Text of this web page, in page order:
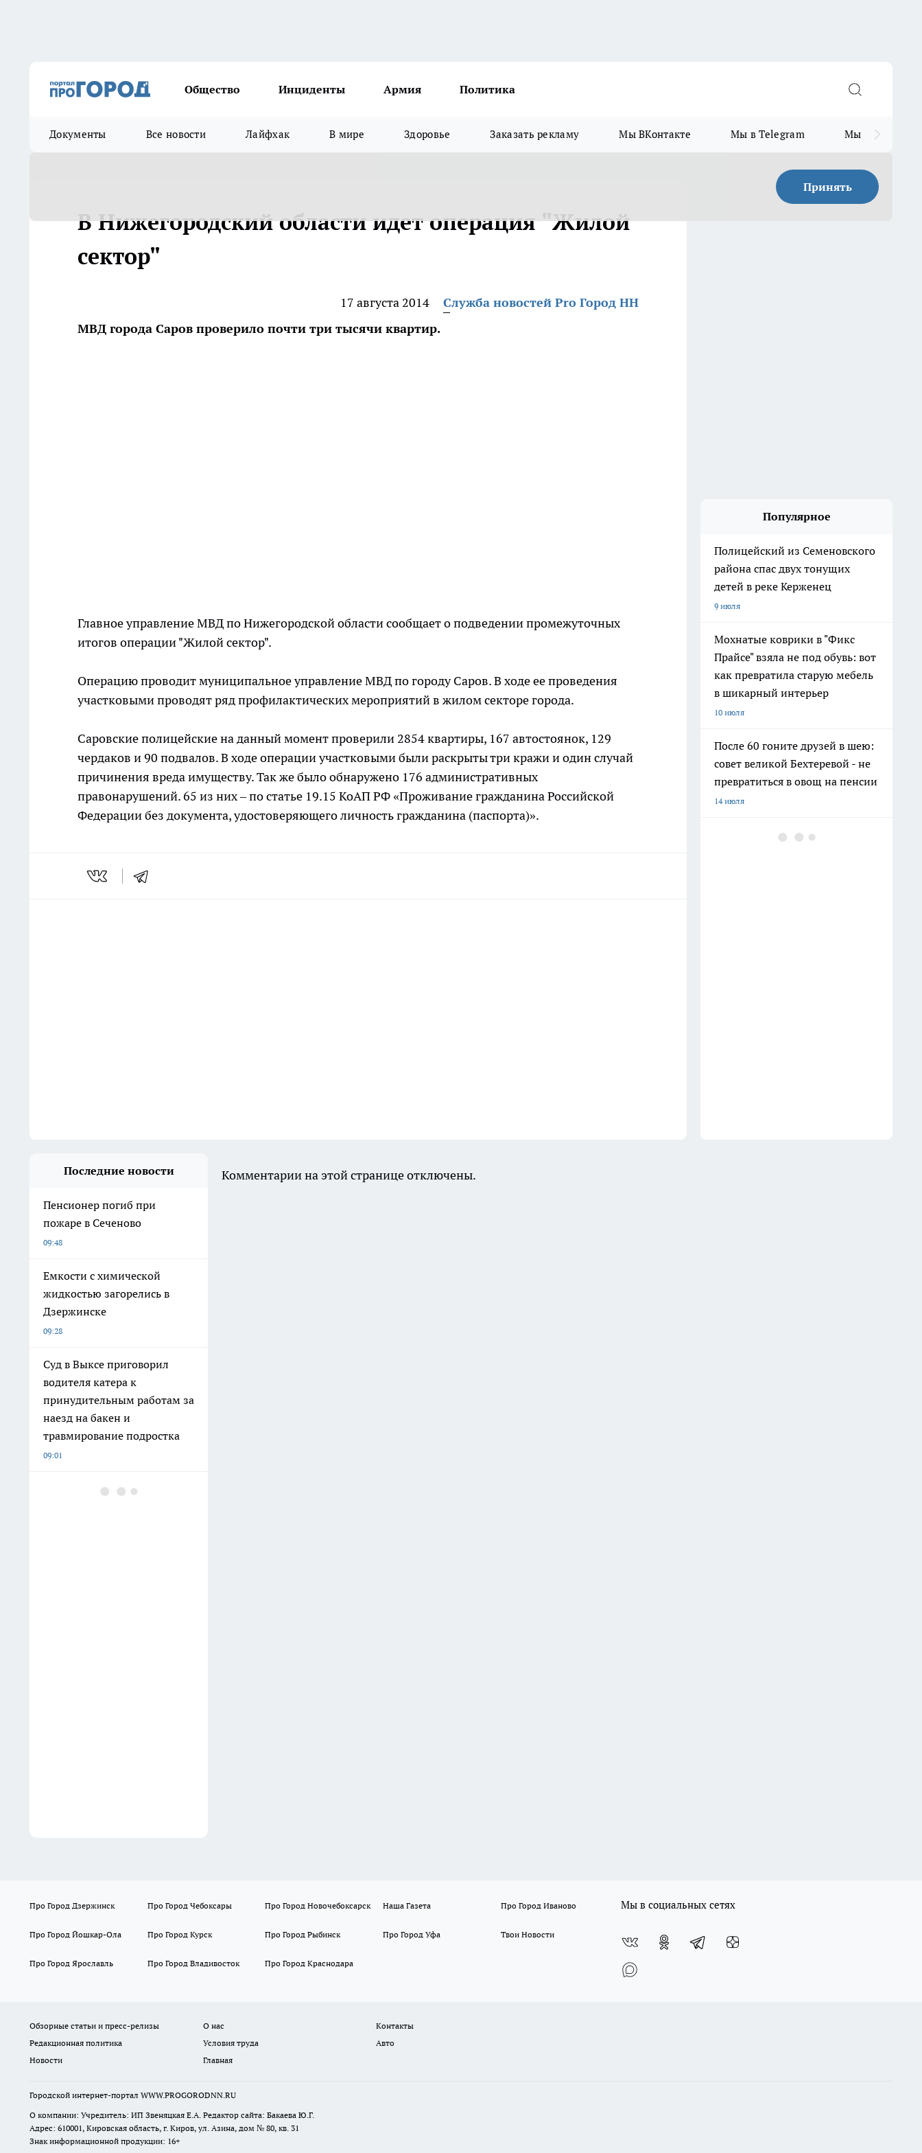
Общество Инциденты Армия Политика
Документы Все новости Лайфхак В мире Здоровье Заказать рекламу Мы ВКонтакте Мы в Telegram Мы в MAX
Принять
В Нижегородский области идет операция "Жилой
сектор"
17 августа 2014
Служба новостей Pro Город НН
МВД города Саров проверило почти три тысячи квартир.
Главное управление МВД по Нижегородской области сообщает о подведении промежуточных
итогов операции "Жилой сектор".
Операцию проводит муниципальное управление МВД по городу Саров. В ходе ее проведения
участковыми проводят ряд профилактических мероприятий в жилом секторе города.
Саровские полицейские на данный момент проверили 2854 квартиры, 167 автостоянок, 129
чердаков и 90 подвалов. В ходе операции участковыми были раскрыты три кражи и один случай
причинения вреда имуществу. Так же было обнаружено 176 административных
правонарушений. 65 из них – по статье 19.15 КоАП РФ «Проживание гражданина Российской
Федерации без документа, удостоверяющего личность гражданина (паспорта)».
Популярное
Полицейский из Семеновского
района спас двух тонущих
детей в реке Керженец
9 июля
Мохнатые коврики в "Фикс
Прайсе" взяла не под обувь: вот
как превратила старую мебель
в шикарный интерьер
10 июля
После 60 гоните друзей в шею:
совет великой Бехтеревой - не
превратиться в овощ на пенсии
14 июля
Последние новости
Пенсионер погиб при
пожаре в Сеченово
09:48
Емкости с химической
жидкостью загорелись в
Дзержинске
09:28
Суд в Выксе приговорил
водителя катера к
принудительным работам за
наезд на бакен и
травмирование подростка
09:01
Комментарии на этой странице отключены.
Про Город Дзержинск Про Город Чебоксары Про Город Новочебоксарск Наша Газета Про Город Иваново
Про Город Йошкар-Ола Про Город Курск Про Город Рыбинск Про Город Уфа Твои Новости
Про Город Ярославль Про Город Владивосток Про Город Краснодара
Мы в социальных сетях
Обзорные статьи и пресс-релизы О нас
Контакты
Редакционная политика
Условия труда
Авто
Новости
Главная
Городской интернет-портал WWW.PROGORODNN.RU
О компании: Учредитель: ИП Звеняцкая Е.А. Редактор сайта: Бакаева Ю.Г.
Адрес: 610001, Кировская область, г. Киров, ул. Азина, дом № 80, кв. 31
Знак информационной продукции: 16+